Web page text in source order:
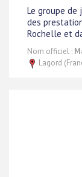
Le groupe de
des
Rochelle et
Nom officiel :
Lagord